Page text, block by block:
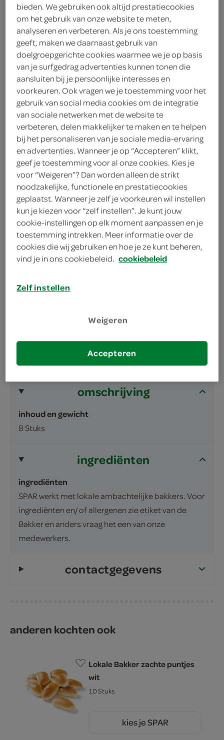
Lokale Bakker zachte
puntjes volkoren
Lokale Bakker
2.
99
8 Stuks
Let op: aanbiedingen zijn niet zichtbaar bij de
producten, maar worden wél automatisch
verwerkt in de winkelmand.
alléén op vrijdag en zaterdag 6 + 2 gratis
volkoren zachte puntjes!
doordeweeks worden er zes puntjes geleverd
omschrijving
inhoud en gewicht
8 Stuks
ingrediënten
ingrediënten
SPAR werkt met lokale ambachtelijke bakkers. Voor
ingrediënten en/ of allergenen zie etiket van de
Bakker en anders vraag het een van onze
medewerkers.
contactgegevens
anderen kochten ook
Lokale Bakker zachte puntjes
wit
10 Stuks
kies je SPAR
bieden. We gebruiken ook altijd prestatiecookies
om het gebruik van onze website te meten,
analyseren en verbeteren. Als je ons toestemming
geeft, maken we daarnaast gebruik van
doelgroepgerichte cookies waarmee we je op basis
van je surfgedrag advertenties kunnen tonen die
aansluiten bij je persoonlijke interesses en
voorkeuren. Ook vragen we je toestemming voor het
gebruik van social media cookies om de integratie
van sociale netwerken met de website te
verbeteren, delen makkelijker te maken en te helpen
bij het personaliseren van je sociale media-ervaring
en advertenties. Wanneer je op “Accepteren” klikt,
geef je toestemming voor al onze cookies. Kies je
voor “Weigeren”? Dan worden alleen de strikt
noodzakelijke, functionele en prestatiecookies
geplaatst. Wanneer je zelf je voorkeuren wil instellen
kun je kiezen voor “zelf instellen”. Je kunt jouw
cookie-instellingen op elk moment aanpassen en je
toestemming intrekken. Meer informatie over de
cookies die wij gebruiken en hoe je ze kunt beheren,
vind je in ons cookiebeleid. cookiebeleid
Zelf instellen
Weigeren
Accepteren